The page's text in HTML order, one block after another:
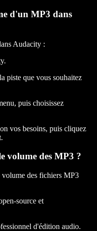
d'un MP3 dans
Audacity :
piste que vous souhaitez
puis choisissez
vos besoins, puis cliquez
volume des MP3 ?
des fichiers MP3
source et
d'édition audio.